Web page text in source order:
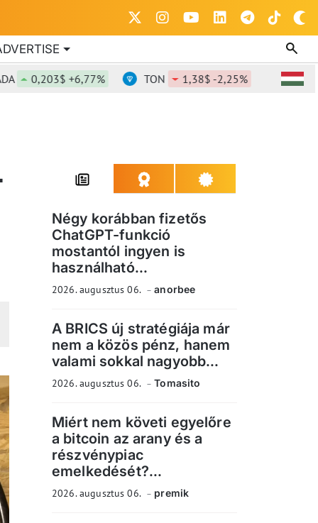
0,203$ +6,77% TON 1,38$ -2,25%
Négy korábban fizetős
ChatGPT-funkció
mostantól ingyen is
használható...
2026. augusztus 06. anorbee
A BRICS új stratégiája már
nem a közös pénz, hanem
valami sokkal nagyobb...
2026. augusztus 06. Tomasito
Miért nem követi egyelőre
a bitcoin az arany és a
részvénypiac
emelkedését?...
2026. augusztus 06. premik